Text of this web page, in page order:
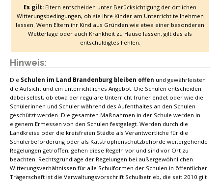
Es gilt: Eltern entscheiden unter Berücksichtigung der örtlichen
Witterungsbedingungen, ob sie ihre Kinder am Unterricht teilnehmen
lassen. Wenn Eltern ihr Kind aus Gründen wie etwa einer besonderen
Wetterlage oder auch Krankheit zu Hause lassen, gilt das als
entschuldigtes Fehlen.
Hinweis:
Die Schulen im Land Brandenburg bleiben offen und gewährleisten
die Aufsicht und ein unterrichtliches Angebot. Die Schulen entscheiden
dabei selbst, ob etwa der reguläre Unterricht früher endet oder wie die
Schülerinnen und Schüler während des Aufenthaltes an den Schulen
geschützt werden. Die gesamten Maßnahmen in der Schule werden in
eigenem Ermessen von den Schulen festgelegt. Werden durch die
Landkreise oder die kreisfreien Städte als Verantwortliche für die
Schülerbeförderung oder als Katstrophenschutzbehörde weitergehende
Regelungen getroffen, gehen diese Regeln vor und sind vor Ort zu
beachten. Rechtsgrundlage der Regelungen bei außergewöhnlichen
Witterungsverhältnissen für alle Schulformen der Schulen in öffentlicher
Trägerschaft ist die Verwaltungsvorschrift Schulbetrieb, die seit 2010 gilt